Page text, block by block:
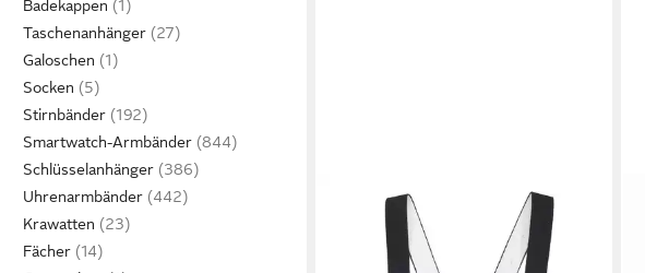
Badekappen
Taschenanhänger
Galoschen
Socken
Stirnbänder
Smartwatch-Armbänder
Schlüsselanhänger
Uhrenarmbänder
Krawatten
Fächer
SHENKY
Hosenträger shenky-shop
Hosenhalter 3 Clips (einstellbar,